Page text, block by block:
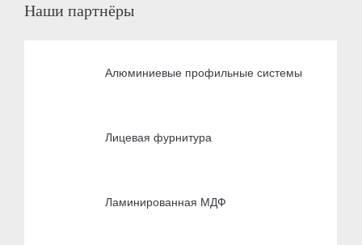
Наши партнёры
Алюминиевые профильные системы
Лицевая фурнитура
Ламинированная МДФ